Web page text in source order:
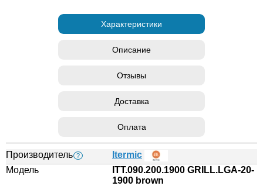
Характеристики
Описание
Отзывы
Доставка
Оплата
Производитель ?
Itermic
Модель
ITT.090.200.1900 GRILL.LGA-20-
1900 brown